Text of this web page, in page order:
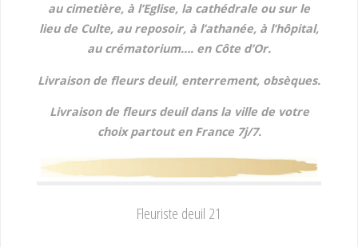
au cimetière, à l’Eglise, la cathédrale ou sur le
lieu de Culte, au reposoir, à l’athanée, à l’hôpital,
au crématorium…. en Côte d’Or.
Livraison de fleurs deuil, enterrement, obsèques.
Livraison de fleurs deuil dans la ville de votre
choix partout en France 7j/7.
Fleuriste deuil 21